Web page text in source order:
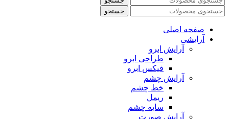
جستجو
صفحه اصلی
آرایشی
آرايش ابرو
طراحی ابرو
فیکس ابرو
آرايش چشم
خط چشم
ريمل
سايه چشم
آرايش صورت